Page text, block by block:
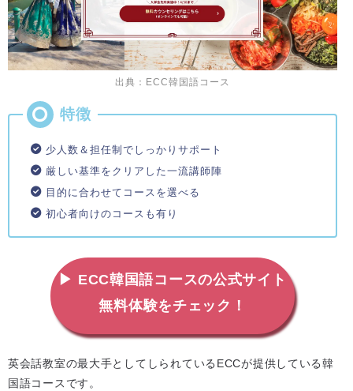
出典：ECC韓国語コース
少人数＆担任制でしっかりサポート
厳しい基準をクリアした一流講師陣
目的に合わせてコースを選べる
初心者向けのコースも有り
▶ ECC韓国語コースの公式サイト
無料体験をチェック！
英会話教室の最大手としてしられているECCが提供している韓
国語コースです。